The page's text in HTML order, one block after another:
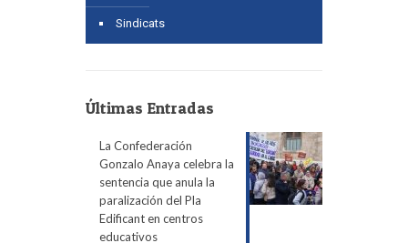
Sindicats
Últimas Entradas
La Confederación
Gonzalo Anaya celebra la
sentencia que anula la
paralización del Pla
Edificant en centros
educativos